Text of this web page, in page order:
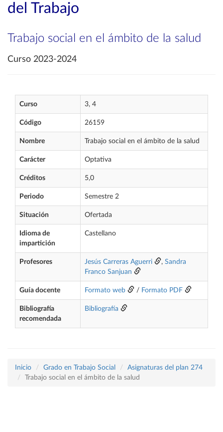
del Trabajo
Trabajo social en el ámbito de la salud
Curso 2023-2024
Curso 3, 4
Código 26159
Nombre Trabajo social en el ámbito de la salud
Carácter Optativa
Créditos 5,0
Periodo Semestre 2
Situación Ofertada
Idioma de
impartición
Castellano
Profesores Jesús Carreras Aguerri , Sandra
Franco Sanjuan
Guía docente Formato web / Formato PDF
Bibliografía
recomendada
Bibliografía
Inicio Grado en Trabajo Social
Asignaturas del plan 274
Trabajo social en el ámbito de la salud